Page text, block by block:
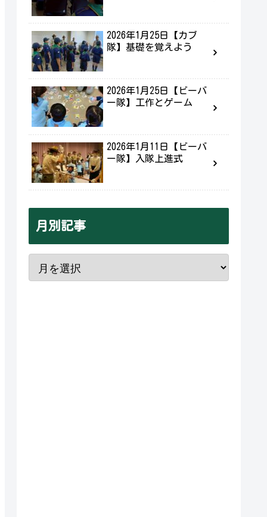
2026年1月25日【カブ
隊】基礎を覚えよう
2026年1月25日【ビーバ
ー隊】工作とゲーム
2026年1月11日【ビーバ
ー隊】入隊上進式
月別記事